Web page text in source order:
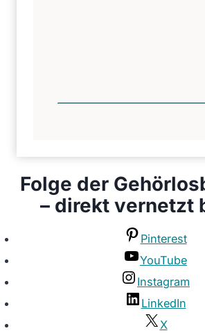
Folge der
– direkt vernetzt
Pinterest
YouTube
Instagram
LinkedIn
X